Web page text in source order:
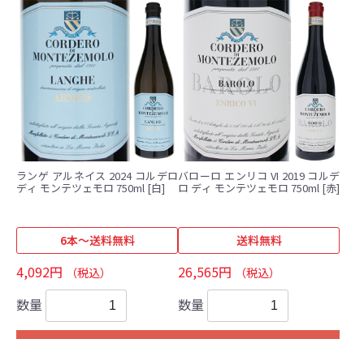
ランゲ アルネイス 2024 コルデロ
ディ モンテツェモロ 750ml [白]
6本～送料無料
4,092円 （税込）
数量
バローロ エンリコ VI 2019 コルデ
ロ ディ モンテツェモロ 750ml [赤]
送料無料
26,565円 （税込）
数量